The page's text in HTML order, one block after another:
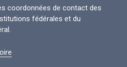
coordonnées de contact des
fédérales et du